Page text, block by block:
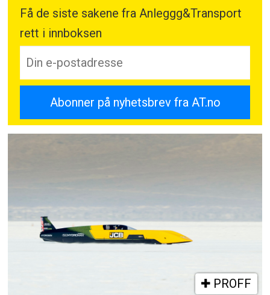
Få de siste sakene fra Anleggg&Transport
rett i innboksen
PROFF